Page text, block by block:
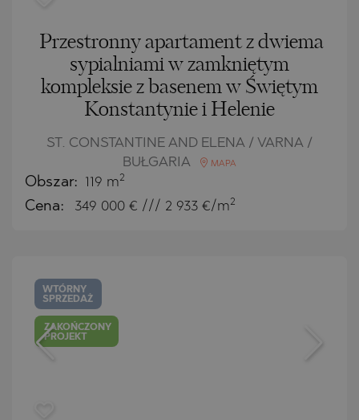
Przestronny apartament z dwiema
sypialniami w zamkniętym
kompleksie z basenem w Świętym
Konstantynie i Helenie
ST. CONSTANTINE AND ELENA / VARNA /
BUŁGARIA
MAPA
Obszar: 119 m2
Cena: 349 000 € /// 2 933 €/m2
WTÓRNY
SPRZEDAŻ
ZAKOŃCZONY
PROJEKT